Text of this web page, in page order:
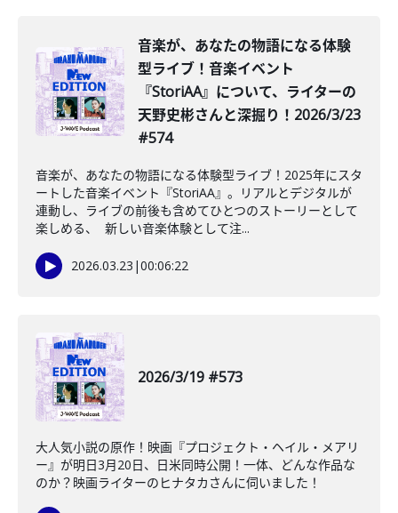
音楽が、あなたの物語になる体験
型ライブ！音楽イベント
『StoriAA』について、ライターの
天野史彬さんと深掘り！2026/3/23
#574
音楽が、あなたの物語になる体験型ライブ！2025年にスタ
ートした音楽イベント『StoriAA』。リアルとデジタルが
連動し、ライブの前後も含めてひとつのストーリーとして
楽しめる、 新しい音楽体験として注...
2026.03.23 |00:06:22
2026/3/19 #573
大人気小説の原作！映画『プロジェクト・ヘイル・メアリ
ー』が明日3月20日、日米同時公開！一体、どんな作品な
のか？映画ライターのヒナタカさんに伺いました！